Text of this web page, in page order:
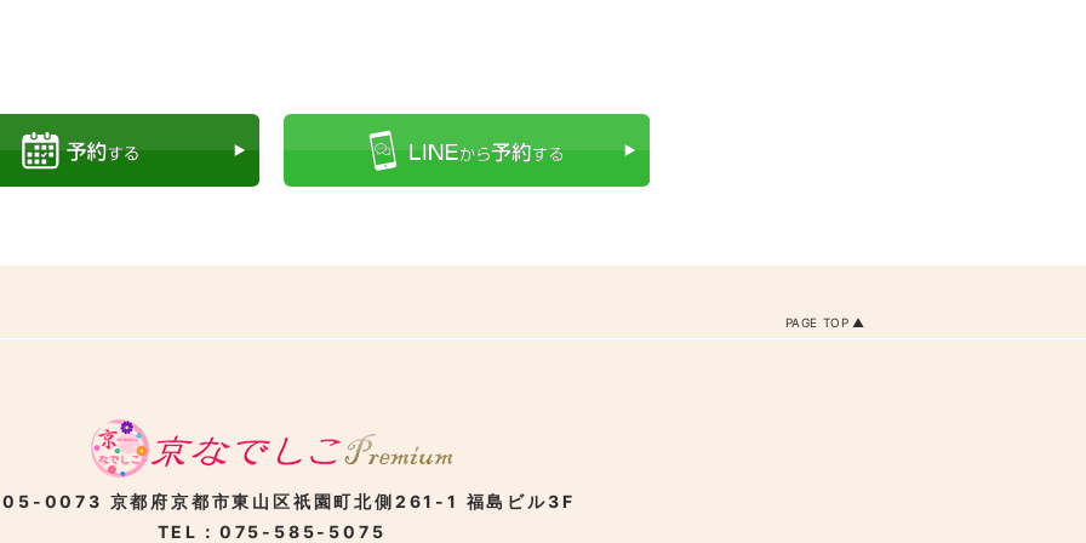
PAGE TOP
0073 京都府京都市東山区祇園町北側261-1 福島ビル3F
TEL：075-585-5075